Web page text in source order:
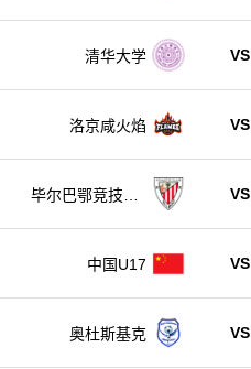
清华大学 VS
洛京咸火焰 VS
毕尔巴鄂竞技U1
VS
中国U17 VS
奥杜斯基克 VS